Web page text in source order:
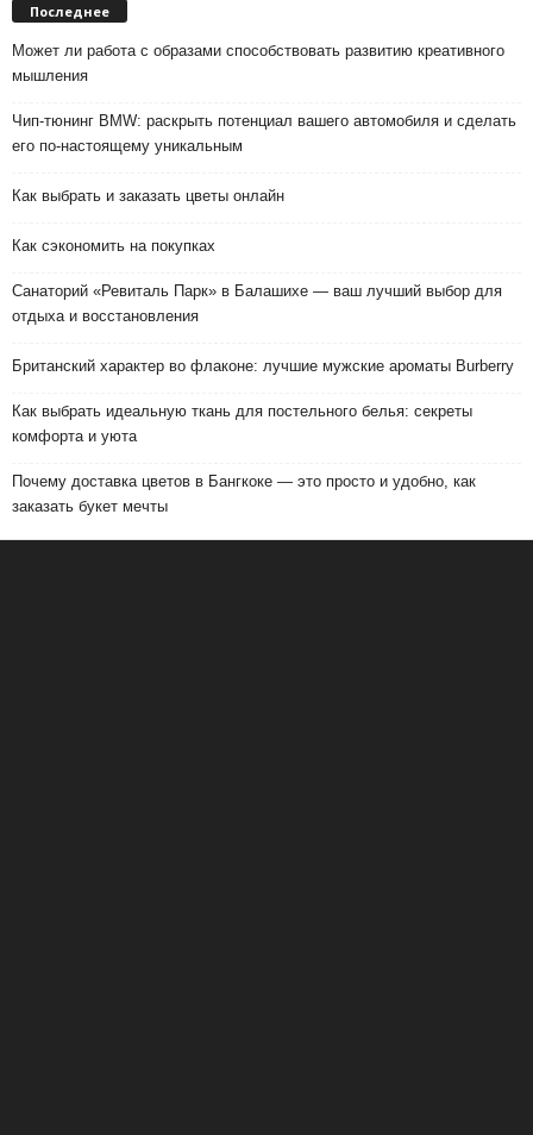
Последнее
Может ли работа с образами способствовать развитию креативного
мышления
Чип-тюнинг BMW: раскрыть потенциал вашего автомобиля и сделать
его по-настоящему уникальным
Как выбрать и заказать цветы онлайн
Как сэкономить на покупках
Санаторий «Ревиталь Парк» в Балашихе — ваш лучший выбор для
отдыха и восстановления
Британский характер во флаконе: лучшие мужские ароматы Burberry
Как выбрать идеальную ткань для постельного белья: секреты
комфорта и уюта
Почему доставка цветов в Бангкоке — это просто и удобно, как
заказать букет мечты